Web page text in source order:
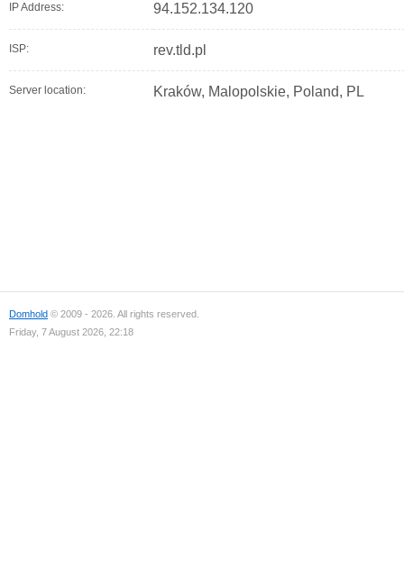
IP Address: 94.152.134.120
ISP: rev.tld.pl
Server location: Kraków, Malopolskie, Poland, PL
Domhold © 2009 - 2026. All rights reserved.
Friday, 7 August 2026, 22:18